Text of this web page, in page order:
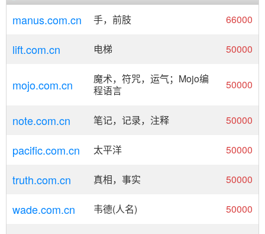
manus.com.cn 手，前肢 66000
lift.com.cn 电梯 50000
mojo.com.cn
魔术，符咒，运气；Mojo编
程语言
50000
note.com.cn 笔记，记录，注释 50000
pacific.com.cn 太平洋 50000
truth.com.cn 真相，事实 50000
wade.com.cn 韦德(人名) 50000